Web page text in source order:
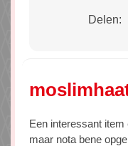
Delen:
Een interessant
maar nota bene